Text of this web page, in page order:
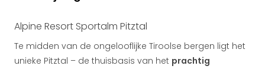
Alpine Resort Sportalm Pitztal
Te midden van de ongelooflijke Tiroolse bergen ligt het
unieke Pitztal – de thuisbasis van het prachtig